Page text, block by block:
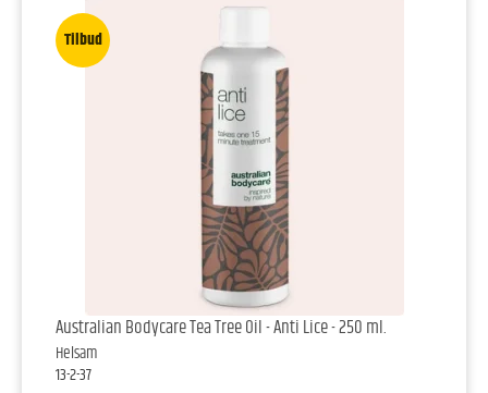
Tilbud
Australian Bodycare Tea Tree Oil - Anti Lice - 250 ml.
Helsam
13-2-37